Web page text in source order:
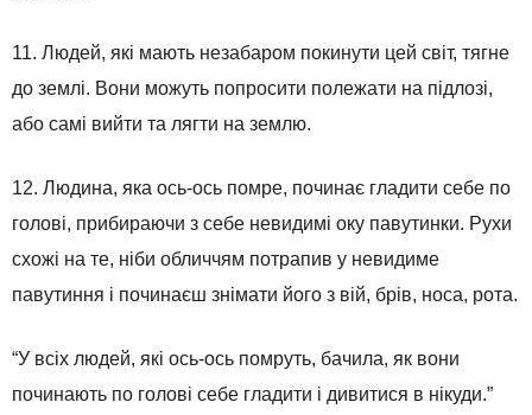
11. Людей, які мають незабаром покинути цей світ, тягне
до землі. Вони можуть попросити полежати на підлозі,
або самі вийти та лягти на землю.
12. Людина, яка ось-ось помре, починає гладити себе по
голові, прибираючи з себе невидимі оку павутинки. Рухи
схожі на те, ніби обличчям потрапив у невидиме
павутиння і починаєш знімати його з вій, брів, носа, рота.
“У всіх людей, які ось-ось помруть, бачила, як вони
починають по голові себе гладити і дивитися в нікуди.”